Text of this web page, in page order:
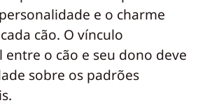
e o charme
cão. O vínculo
entre o cão e seu dono deve
sobre os padrões